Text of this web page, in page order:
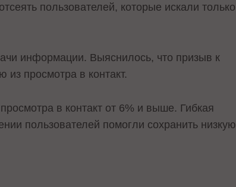
пользователей, которые искали только
информации. Выяснилось, что призыв к
из просмотра в контакт.
в контакт от 6% и выше. Гибкая
пользователей помогли сохранить низкую